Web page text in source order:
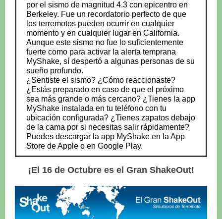
por el sismo de magnitud 4.3 con epicentro en
Berkeley. Fue un recordatorio perfecto de que
los terremotos pueden ocurrir en cualquier
momento y en cualquier lugar en California.
Aunque este sismo no fue lo suficientemente
fuerte como para activar la alerta temprana
MyShake, sí despertó a algunas personas de su
sueño profundo.
¿Sentiste el sismo? ¿Cómo reaccionaste?
¿Estás preparado en caso de que el próximo
sea más grande o más cercano? ¿Tienes la app
MyShake instalada en tu teléfono con tu
ubicación configurada? ¿Tienes zapatos debajo
de la cama por si necesitas salir rápidamente?
Puedes descargar la app MyShake en la App
Store de Apple o en Google Play.
¡El 16 de Octubre es el Gran ShakeOut!